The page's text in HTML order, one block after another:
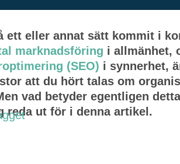
ett eller annat sätt kommit i
marknadsföring i allmänhet,
(SEO) i synnerhet,
att du hört talas om
vad betyder egentligen
reda ut för i denna artikel.